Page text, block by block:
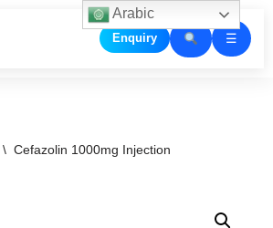
Enquiry ☰
\ Cefazolin 1000mg Injection
Arabic